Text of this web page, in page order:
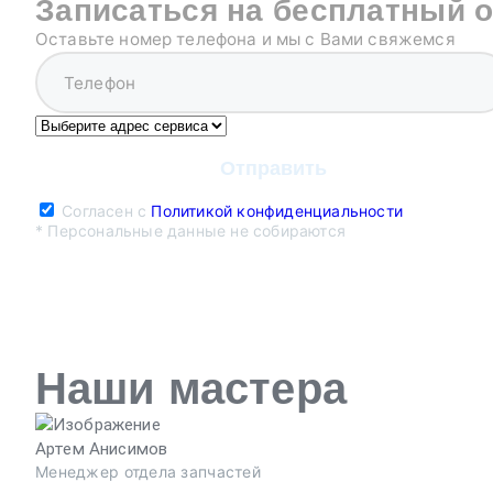
Записаться на бесплатный
Оставьте номер телефона и мы с Вами свяжемся
Согласен с Политикой конфиденциальности
* Персональные данные не собираются
Наши мастера
Артем Анисимов
Менеджер отдела запчастей